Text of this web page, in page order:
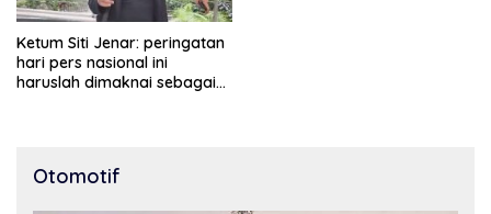
Ketum Siti Jenar: peringatan
hari pers nasional ini
haruslah dimaknai sebagai
Indonesia.
Otomotif